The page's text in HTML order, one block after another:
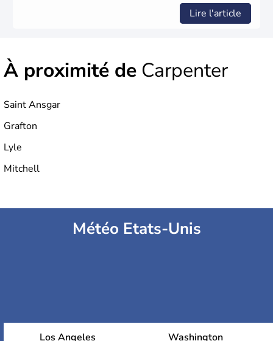
Lire l'article
À proximité de Carpenter
Saint Ansgar
Grafton
Lyle
Mitchell
Météo Etats-Unis
Los Angeles Washington